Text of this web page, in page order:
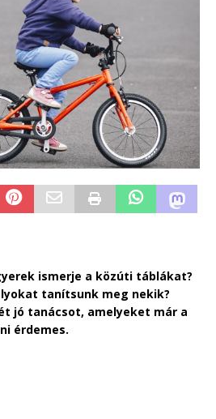
ismerje a közúti táblákat?
tanítsunk meg nekik?
jó tanácsot, amelyeket már a
érdemes.